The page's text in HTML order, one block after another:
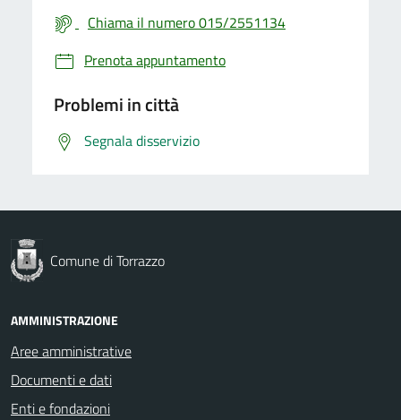
Chiama il numero 015/2551134
Prenota appuntamento
Problemi in città
Segnala disservizio
Comune di Torrazzo
AMMINISTRAZIONE
Aree amministrative
Documenti e dati
Enti e fondazioni